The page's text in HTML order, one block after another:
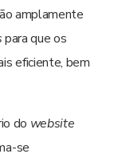
amplamente
para que os
eficiente, bem
do website
se